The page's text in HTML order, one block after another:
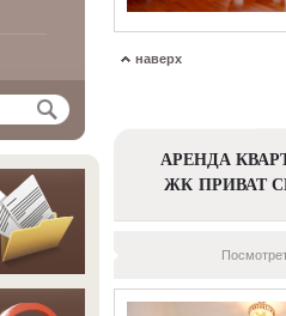
наверх
АРЕНДА
ЖК ПРИВАТ